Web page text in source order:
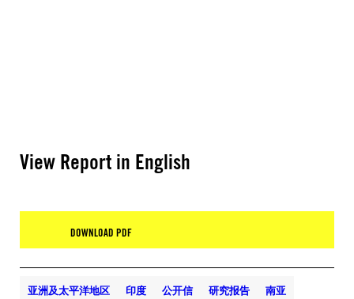
View Report in English
DOWNLOAD PDF
亚洲及太平洋地区 印度 公开信 研究报告 南亚